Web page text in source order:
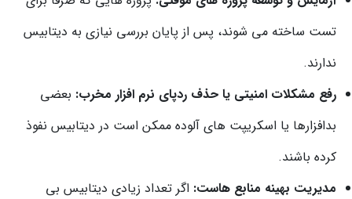
تست ساخته می شوند، پس از پایان بررسی نیازی به دیتابیس
ندارند.
رفع مشکلات امنیتی یا حذف ردپای نرم افزار مخرب: بعضی
بدافزارها یا اسکریپت های آلوده ممکن است در دیتابیس نفوذ
کرده باشند.
مدیریت بهینه منابع هاست: اگر تعداد زیادی دیتابیس بی